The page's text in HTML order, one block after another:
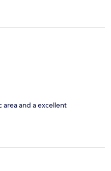
area and a excellent